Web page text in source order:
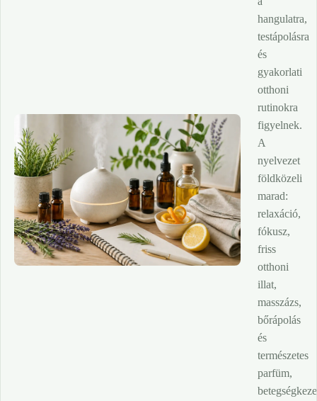
hangulatra,
testápolásra
és
gyakorlati
otthoni
rutinokra
figyelnek.
A
nyelvezet
földközeli
marad:
relaxáció,
fókusz,
friss
otthoni
illat,
masszázs,
bőrápolás
és
természetes
parfüm,